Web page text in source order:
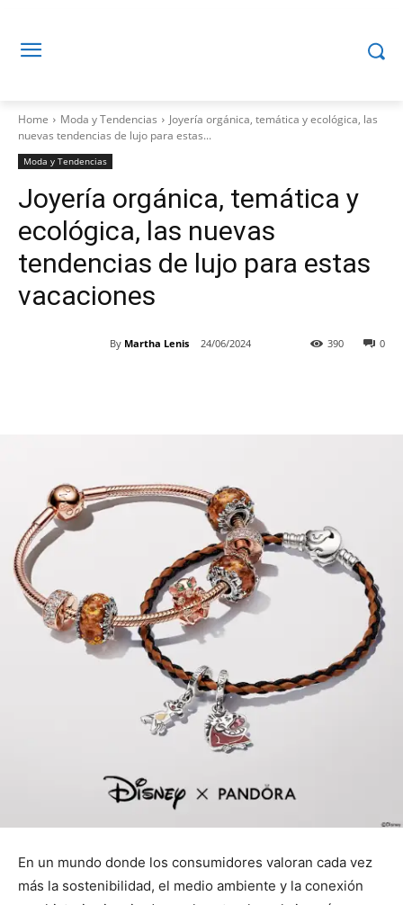
Home Moda y Tendencias
Joyería orgánica, temática y ecológica, las
nuevas tendencias de lujo para estas...
Moda y Tendencias
Joyería orgánica, temática y
ecológica, las nuevas
tendencias de lujo para estas
vacaciones
By Martha Lenis 24/06/2024 0
390
En un mundo donde los consumidores valoran cada vez
más la sostenibilidad, el medio ambiente y la conexión